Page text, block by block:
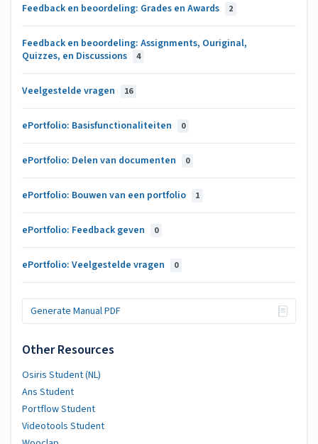
Feedback en beoordeling: Grades en Awards 2
Feedback en beoordeling: Assignments, Ouriginal,
Quizzes, en Discussions
4
Veelgestelde vragen 16
ePortfolio: Basisfunctionaliteiten 0
ePortfolio: Delen van documenten 0
ePortfolio: Bouwen van een portfolio 1
ePortfolio: Feedback geven 0
ePortfolio: Veelgestelde vragen 0
Generate Manual PDF
Other Resources
Osiris Student (NL)
Ans Student
Portflow Student
Videotools Student